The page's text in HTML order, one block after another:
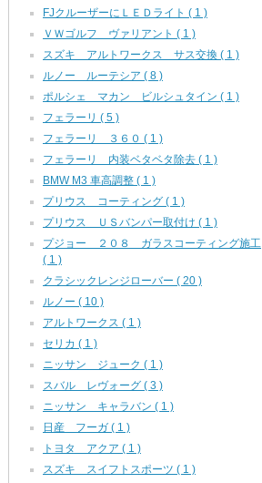
FJクルーザーにＬＥＤライト ( 1 )
ＶＷゴルフ ヴァリアント ( 1 )
スズキ アルトワークス サス交換 ( 1 )
ルノー ルーテシア ( 8 )
ポルシェ マカン ビルシュタイン ( 1 )
フェラーリ ( 5 )
フェラーリ ３６０ ( 1 )
フェラーリ 内装ベタベタ除去 ( 1 )
BMW M3 車高調整 ( 1 )
プリウス コーティング ( 1 )
プリウス ＵＳバンパー取付け ( 1 )
プジョー ２０８ ガラスコーティング施工
( 1 )
クラシックレンジローバー ( 20 )
ルノー ( 10 )
アルトワークス ( 1 )
セリカ ( 1 )
ニッサン ジューク ( 1 )
スバル レヴォーグ ( 3 )
ニッサン キャラバン ( 1 )
日産 フーガ ( 1 )
トヨタ アクア ( 1 )
スズキ スイフトスポーツ ( 1 )